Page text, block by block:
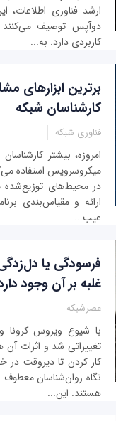
ارشد فناوری اطلاعات،
دوآپس توصیف می‌کنند
کاربردی دارد. به‌...
کارشناسان شبکه
فناوری شبکه
امروزه، بیشتر
میکروسرویس استفاده
در محیط‌های توزیع‌شده
ارائه و مقیاس‌بندی
عیب‌...
فرسودگی یا
غلبه بر آن وجود
عصرشبکه
با شیوع ویروس
تغییراتی شد و اثرات آن
کار کردن تا دیروقت در
نگاه روان‌شناسان معطوف
هستند. این...